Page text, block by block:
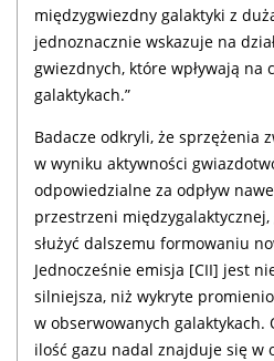
międzygwiezdny galaktyki z
jednoznacznie wskazuje na
gwiezdnych, które wpływają na
galaktykach.”
Badacze odkryli, że sprzężenia
w wyniku aktywności
odpowiedzialne za odpływ
przestrzeni
służyć dalszemu formowaniu
Jednocześnie emisja [CII] jest
silniejsza, niż wykryte
w obserwowanych galaktykach.
ilość gazu nadal znajduje się w